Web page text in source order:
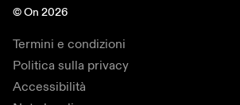
© On 2026
Termini e condizioni
Politica sulla privacy
Accessibilità